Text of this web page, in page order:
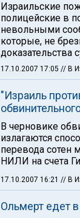
Израильские
полицейские в
невольными
которые, не
доказательства
17.10.2007 17:05 // В
"Израиль
В черновике
излагаются
перевода сотен
НИЛИ на счета
17.10.2007 16:21 // В
Ольмерт едет